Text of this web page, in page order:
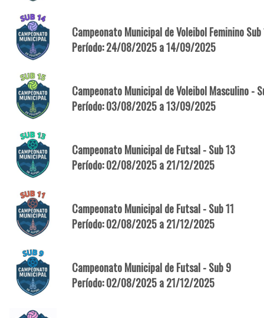
Campeonato Municipal de Voleibol Feminino
Período: 24/08/2025 a 14/09/2025
Campeonato Municipal de Voleibol Masculino -
Período: 03/08/2025 a 13/09/2025
Campeonato Municipal de Futsal - Sub 13
Período: 02/08/2025 a 21/12/2025
Campeonato Municipal de Futsal - Sub 11
Período: 02/08/2025 a 21/12/2025
Campeonato Municipal de Futsal - Sub 9
Período: 02/08/2025 a 21/12/2025